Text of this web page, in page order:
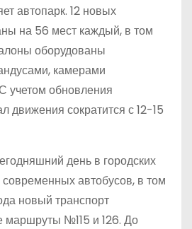
автопарк. 12 новых
на 56 мест каждый, в том
оборудованы
камерами
учетом обновления
движения сократится с 12-15
день в городских
автобусов, в том
новый транспорт
маршруты №115 и 126. До